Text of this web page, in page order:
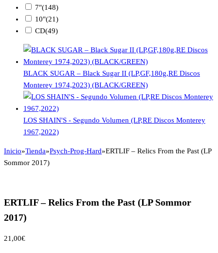
7"(148)
10"(21)
CD(49)
BLACK SUGAR – Black Sugar II (LP,GF,180g,RE Discos
Monterey 1974,2023) (BLACK/GREEN)
LOS SHAIN'S - Segundo Volumen (LP,RE Discos Monterey
1967,2022)
Inicio»Tienda»Psych-Prog-Hard»ERTLIF – Relics From the Past (LP
Sommor 2017)
ERTLIF – Relics From the Past (LP Sommor
2017)
21,00€